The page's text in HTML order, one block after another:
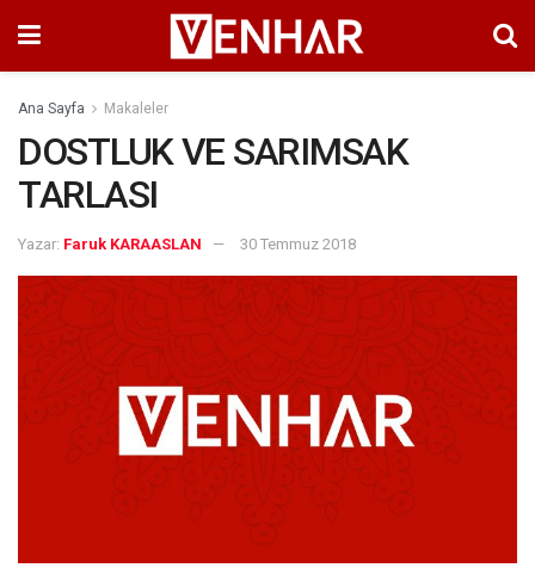
Ana Sayfa Makaleler
DOSTLUK VE SARIMSAK
TARLASI
Yazar: Faruk KARAASLAN 30 Temmuz 2018